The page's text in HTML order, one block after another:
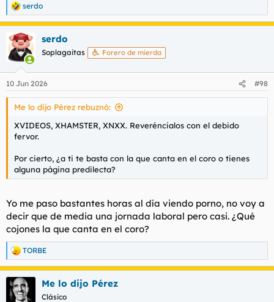
R
e
a
c
c
i
e
s
serdo
serdo
Soplagaitas Forero de mierda
10 Jun 2026 #98
Me lo dijo Pérez rebuznó:
XVIDEOS, XHAMSTER, XNXX. Reveréncialos con el debido
fervor.
Por cierto, ¿a ti te basta con la que canta en el coro o tienes
alguna página predilecta?
Yo me paso bastantes horas al día viendo porno, no voy a
decir que de media una jornada laboral pero casi. ¿Qué
cojones la que canta en el coro?
R
e
a
c
c
TORBE
Me lo dijo Pérez
Clásico